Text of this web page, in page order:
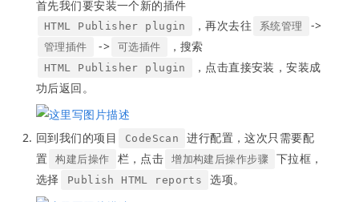
首先我们要安装一个新的插件
HTML Publisher plugin ，再次去往 系统管理 ->
管理插件 -> 可选插件 ，搜索
HTML Publisher plugin
，点击直接安装，安装成
功后返回。
回到我们的项目 CodeScan
进行配置，这次只需要配
置
构建后操作 栏，点击 增加构建后操作步骤
下拉框，
选择
Publish HTML reports 选项。